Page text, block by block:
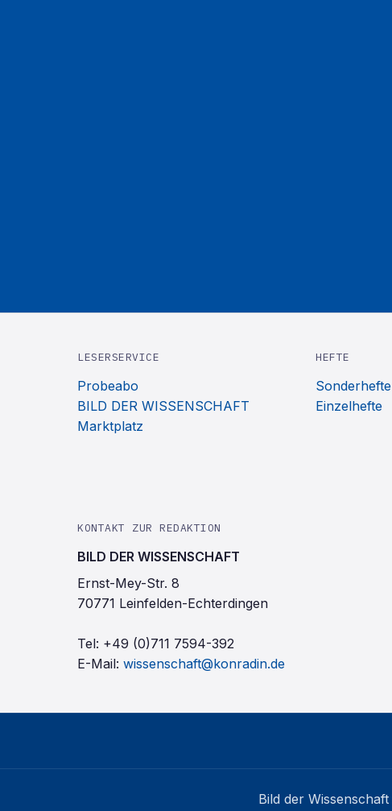
LESERSERVICE
Probeabo
BILD DER WISSENSCHAFT
Marktplatz
HEFTE
Sonderhefte
Einzelhefte
KONTAKT ZUR REDAKTION
BILD DER WISSENSCHAFT
Ernst-Mey-Str. 8
70771 Leinfelden-Echterdingen
Tel: +49 (0)711 7594-392
E-Mail: wissenschaft@konradin.de
Bild der Wissenschaft